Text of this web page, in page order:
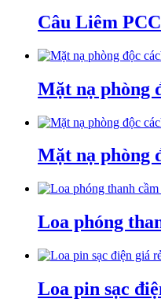
Câu Liêm
Mặt nạ phòng
Mặt nạ phòng
Loa phóng
Loa pin sạc